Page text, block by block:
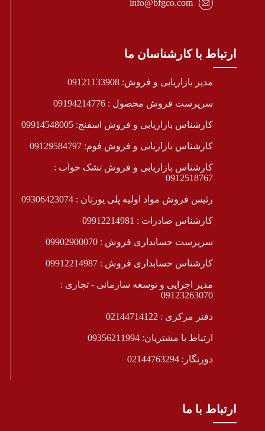
info@bfgco.com
ارتباط با کارشناسان ما
مدیر بازاریابی و فروش: 09121133908
سرپرست فروش محصول : 09194214776
کارشناس بازاریابی و فروش اسفنج: 09914548005
کارشناس بازاریابی و فروش فوم: 09129584797
کارشناس بازاریابی و فروش تشک خواب :
0912518767
رئیس فروش مواد اولیه پلی یورتان : 09306423074
کارشناس صادرات : 09912214981
سرپرست حسابداری فروش : 09902900070
کارشناس حسابداری فروش : 09912214987
مدیر اجرایی و توسعه سازمانی - تجاری :
09123263070
دفتر مرکزی : 02144714122
ارتباط با مشتریان: 09356211994
دورنگار: 02144763294
ارتباط با ما